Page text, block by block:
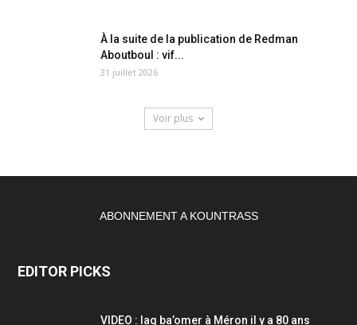
À la suite de la publication de Redman
Aboutboul : vif...
31 juillet 2026
Voir plus
ABONNEMENT A KOUNTRASS
EDITOR PICKS
VIDEO : lag ba’omer à Méron il y a 80 ans